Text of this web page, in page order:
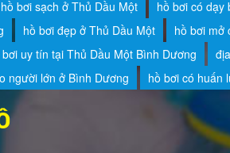
hồ bơi sạch ở Thủ Dầu Một hồ bơi có dạy
hồ bơi đẹp ở Thủ Dầu Một
hồ bơi mở
uy tín tại Thủ Dầu Một Bình Dương
người lớn ở Bình Dương hồ bơi có huấn